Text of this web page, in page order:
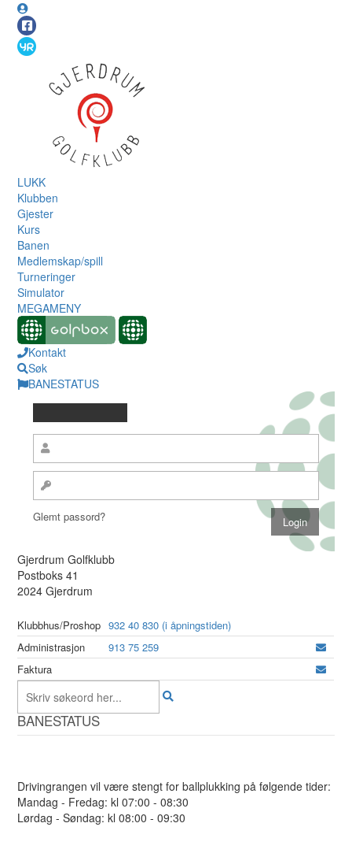
LUKK
Klubben
Gjester
Kurs
Banen
Medlemskap/spill
Turneringer
Simulator
MEGAMENY
Kontakt
Søk
BANESTATUS
Glemt passord?
Gjerdrum Golfklubb
Postboks 41
2024 Gjerdrum
Klubbhus/Proshop 932 40 830 (i åpningstiden)
Administrasjon
913 75 259
Faktura
BANESTATUS
Drivingrangen vil være stengt for ballplukking på følgende tider:
Mandag - Fredag: kl 07:00 - 08:30
Lørdag - Søndag: kl 08:00 - 09:30